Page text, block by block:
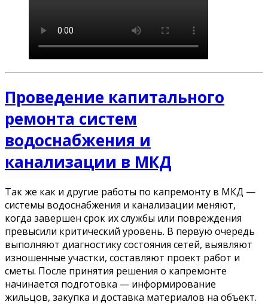
Проведение капитального
ремонта систем
водоснабжения и
канализации в МКД
Так же как и другие работы по капремонту в МКД —
системы водоснабжения и канализации меняют,
когда завершен срок их службы или повреждения
превысили критический уровень. В первую очередь
выполняют диагностику состояния сетей, выявляют
изношенные участки, составляют проект работ и
сметы. После принятия решения о капремонте
начинается подготовка — информирование
жильцов, закупка и доставка материалов на объект.